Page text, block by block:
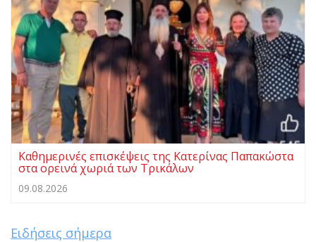
Καθημερινές επισκέψεις της Κατερίνας Παπακώστα
στα ορεινά χωριά των Τρικάλων
09.08.2026
Ειδήσεις σήμερα